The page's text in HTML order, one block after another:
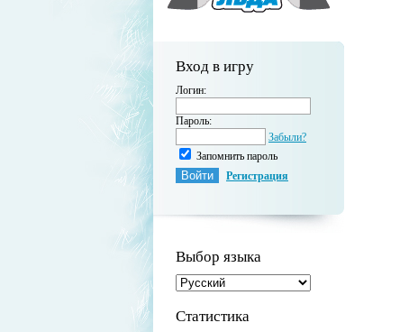
Вход в игру
Логин:
Пароль:
Забыли?
Запомнить пароль
Регистрация
Выбор языка
Статистика